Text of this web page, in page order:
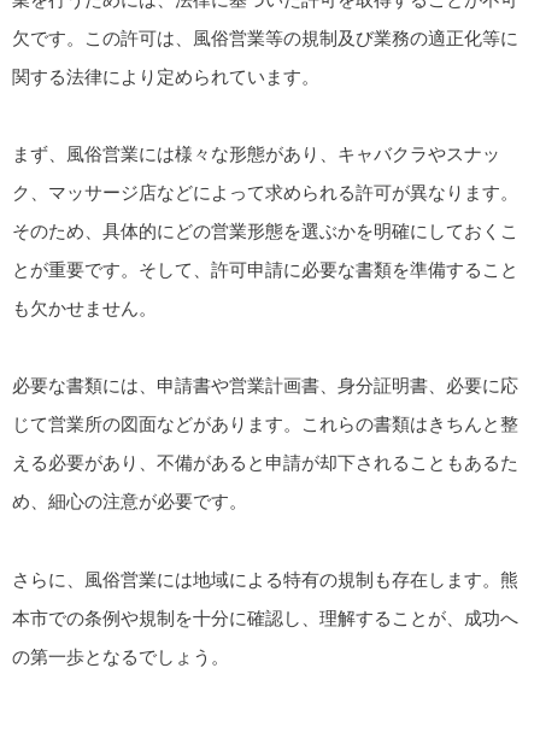
欠です。この許可は、風俗営業等の規制及び業務の適正化等に
関する法律により定められています。
まず、風俗営業には様々な形態があり、キャバクラやスナッ
ク、マッサージ店などによって求められる許可が異なります。
そのため、具体的にどの営業形態を選ぶかを明確にしておくこ
とが重要です。そして、許可申請に必要な書類を準備すること
も欠かせません。
必要な書類には、申請書や営業計画書、身分証明書、必要に応
じて営業所の図面などがあります。これらの書類はきちんと整
える必要があり、不備があると申請が却下されることもあるた
め、細心の注意が必要です。
さらに、風俗営業には地域による特有の規制も存在します。熊
本市での条例や規制を十分に確認し、理解することが、成功へ
の第一歩となるでしょう。